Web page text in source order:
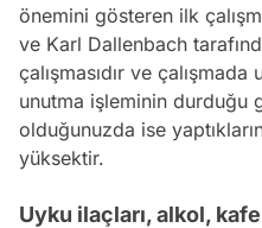
önemini gösteren ilk
ve Karl Dallenbach
çalışmasıdır ve
unutma işleminin durduğu
olduğunuzda ise
yüksektir.
Uyku ilaçları, alkol,